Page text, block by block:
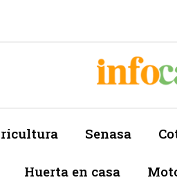
Senasa
Huerta en casa